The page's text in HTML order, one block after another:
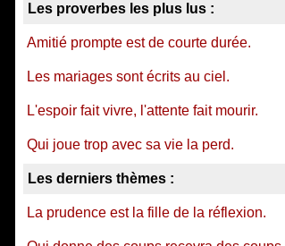
Les proverbes les plus lus :
Amitié prompte est de courte durée.
Les mariages sont écrits au ciel.
L'espoir fait vivre, l'attente fait mourir.
Qui joue trop avec sa vie la perd.
Les derniers thèmes :
La prudence est la fille de la réflexion.